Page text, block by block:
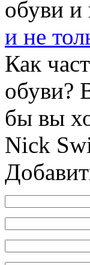
и не
Как
обуви?
бы вы
Nick